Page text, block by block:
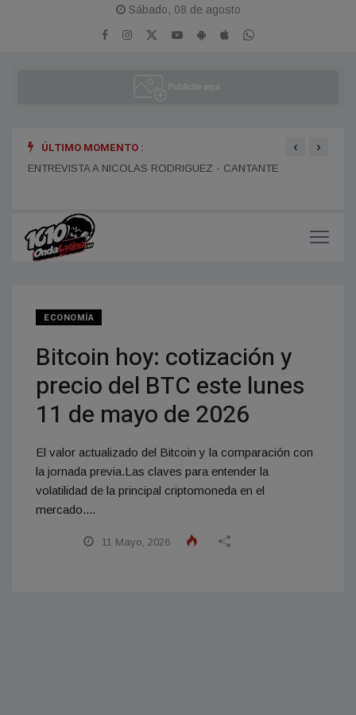
Sábado, 08 de agosto
ÚLTIMO MOMENTO :
ENTREVISTA A DANIEL DARTIGUELONGUE - FUNDADOR DE
‹ ›
ECONOMÍA
Bitcoin hoy: cotización y
precio del BTC este lunes
11 de mayo de 2026
El valor actualizado del Bitcoin y la comparación con
la jornada previa.Las claves para entender la
volatilidad de la principal criptomoneda en el
mercado....
11 Mayo, 2026